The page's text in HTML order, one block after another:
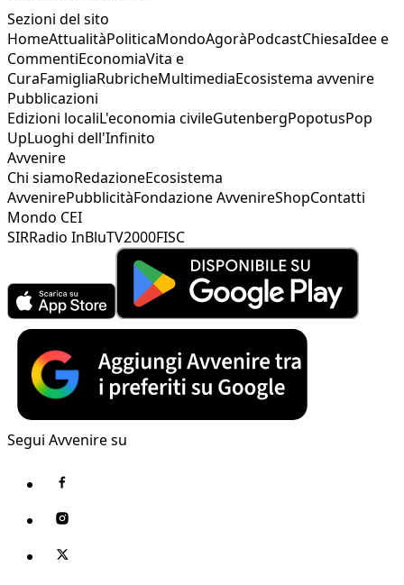
Sezioni del sito
HomeAttualitàPoliticaMondoAgoràPodcastChiesaIdee e
CommentiEconomiaVita e
CuraFamigliaRubricheMultimediaEcosistema avvenire
Pubblicazioni
Edizioni localiL'economia civileGutenbergPopotusPop
UpLuoghi dell'Infinito
Avvenire
Chi siamoRedazioneEcosistema
AvvenirePubblicitàFondazione AvvenireShopContatti
Mondo CEI
SIRRadio InBluTV2000FISC
Segui Avvenire su